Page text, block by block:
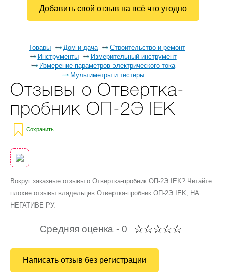
Товары Дом и дача
Строительство и ремонт
Инструменты
Измерительный инструмент
Измерение параметров электрического тока
Мультиметры и тестеры
Отзывы о Отвертка-
пробник ОП-2Э IEK
Сохранить
Вокруг заказные отзывы о Отвертка-пробник ОП-2Э IEK? Читайте
плохие отзывы владельцев Отвертка-пробник ОП-2Э IEK, НА
НЕГАТИВЕ РУ.
Средняя оценка - 0
Написать отзыв без регистрации
Добавить свой отзыв на всё что угодно